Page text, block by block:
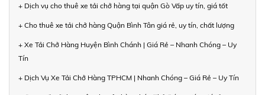
+ Dịch vụ cho thuê xe tải chở hàng tại quận Gò Vấp uy tín, giá tốt
+ Cho thuê xe tải chở hàng Quận Bình Tân giá rẻ, uy tín, chất lượng
+ Xe Tải Chở Hàng Huyện Bình Chánh | Giá Rẻ – Nhanh Chóng – Uy
Tín
+ Dịch Vụ Xe Tải Chở Hàng TPHCM | Nhanh Chóng – Giá Rẻ – Uy Tín